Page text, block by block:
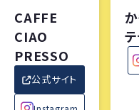
CAFFE
CIAO
PRESSO
公式サイト